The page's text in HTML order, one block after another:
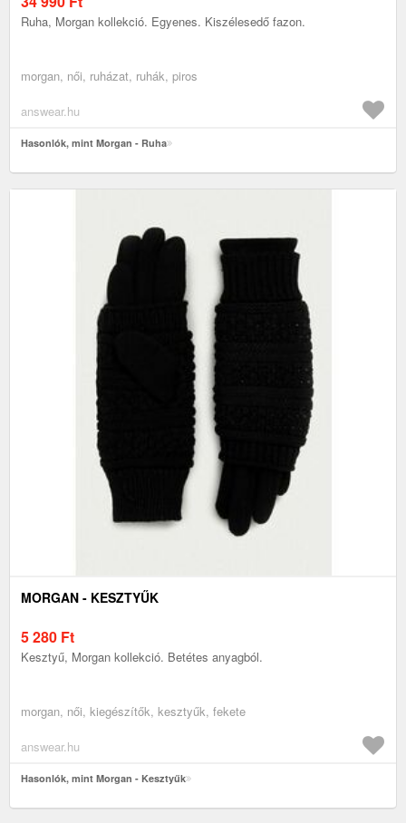
Ruha, Morgan kollekció. Egyenes. Kiszélesedő fazon.
morgan, női, ruházat, ruhák, piros
answear.hu
Hasonlók, mint Morgan - Ruha
MORGAN - KESZTYŰK
5 280 Ft
Kesztyű, Morgan kollekció. Betétes anyagból.
morgan, női, kiegészítők, kesztyűk, fekete
answear.hu
Hasonlók, mint Morgan - Kesztyűk